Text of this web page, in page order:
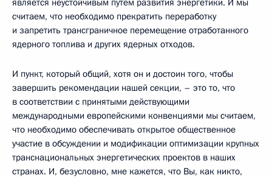
является неустойчивым путем развития энергетики. И мы
считаем, что необходимо прекратить переработку
и запретить трансграничное перемещение отработанного
ядерного топлива и других ядерных отходов.
И пункт, который общий, хотя он и достоин того, чтобы
завершить рекомендации нашей секции, – это то, что
в соответствии с принятыми действующими
международными европейскими конвенциями мы считаем,
что необходимо обеспечивать открытое общественное
участие в обсуждении и модификации оптимизации крупных
транснациональных энергетических проектов в наших
странах. И, безусловно, мне кажется, что Вы, как никто,